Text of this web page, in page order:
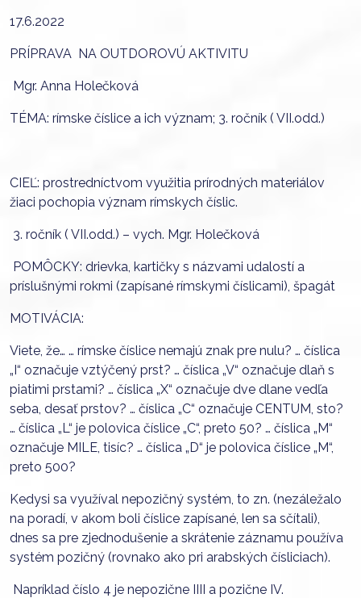
17.6.2022
PRÍPRAVA NA OUTDOROVÚ AKTIVITU
Mgr. Anna Holečková
TÉMA: rímske číslice a ich význam; 3. ročník ( VII.odd.)
CIEĽ: prostredníctvom využitia prírodných materiálov
žiaci pochopia význam rímskych číslic.
3. ročník ( VII.odd.) – vych. Mgr. Holečková
POMÔCKY: drievka, kartičky s názvami udalostí a
príslušnými rokmi (zapísané rímskymi číslicami), špagát
MOTIVÁCIA:
Viete, že… … rímske číslice nemajú znak pre nulu? … číslica
„I“ označuje vztýčený prst? … číslica „V“ označuje dlaň s
piatimi prstami? … číslica „X“ označuje dve dlane vedľa
seba, desať prstov? … číslica „C“ označuje CENTUM, sto?
… číslica „L“ je polovica číslice „C“, preto 50? … číslica „M“
označuje MILE, tisíc? … číslica „D“ je polovica číslice „M“,
preto 500?
Kedysi sa využíval nepozičný systém, to zn. (nezáležalo
na poradí, v akom boli číslice zapísané, len sa sčítali),
dnes sa pre zjednodušenie a skrátenie záznamu používa
systém pozičný (rovnako ako pri arabských čísliciach).
Napríklad číslo 4 je nepozične IIII a pozične IV.